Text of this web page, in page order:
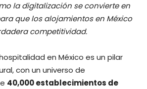
la digitalización se convierte en
que los alojamientos en México
competitividad.
en México es un pilar
con un universo de
40,000 establecimientos de